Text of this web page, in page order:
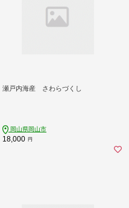
瀬戸内海産 さわらづくし
岡山県岡山市
18,000 円